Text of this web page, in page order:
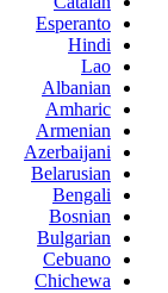
Esperanto
Hindi
Lao
Albanian
Amharic
Armenian
Azerbaijani
Belarusian
Bengali
Bosnian
Bulgarian
Cebuano
Chichewa